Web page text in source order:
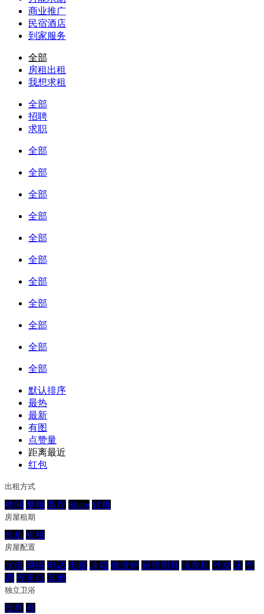
商业推广
民宿酒店
到家服务
全部
房租出租
我想求租
全部
招聘
求职
全部
全部
全部
全部
全部
全部
全部
全部
全部
全部
全部
默认排序
最热
最新
有图
点赞量
距离最近
红包
出租方式
单间 整租 客厅 Share 转租
房屋租期
长租 短租
房屋配置
水电 网络 电话 电视 冰箱 微波炉 厨房用具 洗衣机 沙发 床 空
调 停车位 其他
独立卫浴
没有 有